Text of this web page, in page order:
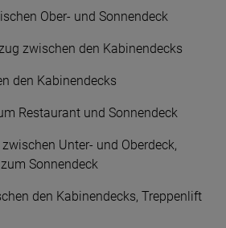
Ober- und Sonnendeck
zwischen den Kabinendecks
den Kabinendecks
Restaurant und Sonnendeck
Unter- und Oberdeck,
Sonnendeck
den Kabinendecks, Treppenlift